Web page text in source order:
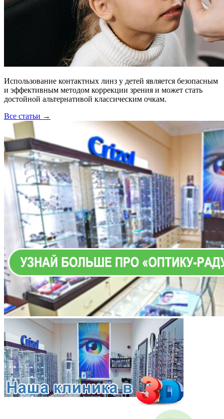
Использование контактных линз у детей является безопасным
и эффективным методом коррекции зрения и может стать
достойной альтернативой классическим очкам.
Все статьи →